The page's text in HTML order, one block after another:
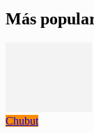
Más
Chubut